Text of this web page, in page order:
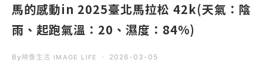
馬的感動in 2025臺北馬拉松 42k(天氣：陰
雨、起跑氣溫：20、濕度：84%)
By 映像生活 IMAGE LIFE 2026-03-05